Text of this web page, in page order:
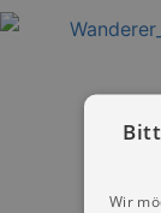
Wir